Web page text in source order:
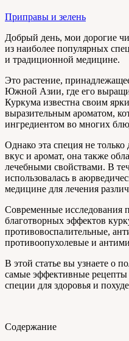
Приправы и зелень
Добрый день, мои дорогие
из наиболее популярных
и традиционной медицине.
Это растение,
Южной Азии, где его
Куркума известна своим
выразительным ароматом,
ингредиентом во многих
Однако эта специя не
вкус и аромат, она также
лечебными свойствами. В
использовалась в
медицине для лечения
Современные исследования
благотворных эффектов
противовоспалительные,
противоопухолевые и
В этой статье вы узнаете о
самые эффективные рецепты
специи для здоровья и
Содержание